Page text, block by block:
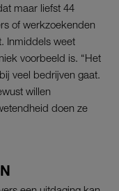
maar liefst 44
of werkzoekenden
Inmiddels weet
voorbeeld is. “Het
veel bedrijven gaat.
willen
doen ze